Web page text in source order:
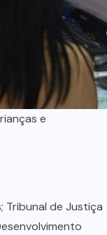
e
de Justiça